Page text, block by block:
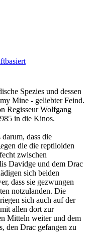
Spezies und dessen
Mine - geliebter Feind.
Regisseur Wolfgang
in die Kinos.
dass die
die die reptiloiden
zwischen
Davidge und dem Drac
sich beiden
dass sie gezwungen
notzulanden. Die
sich auch auf der
allen dort zur
Mitteln weiter und dem
den Drac gefangen zu